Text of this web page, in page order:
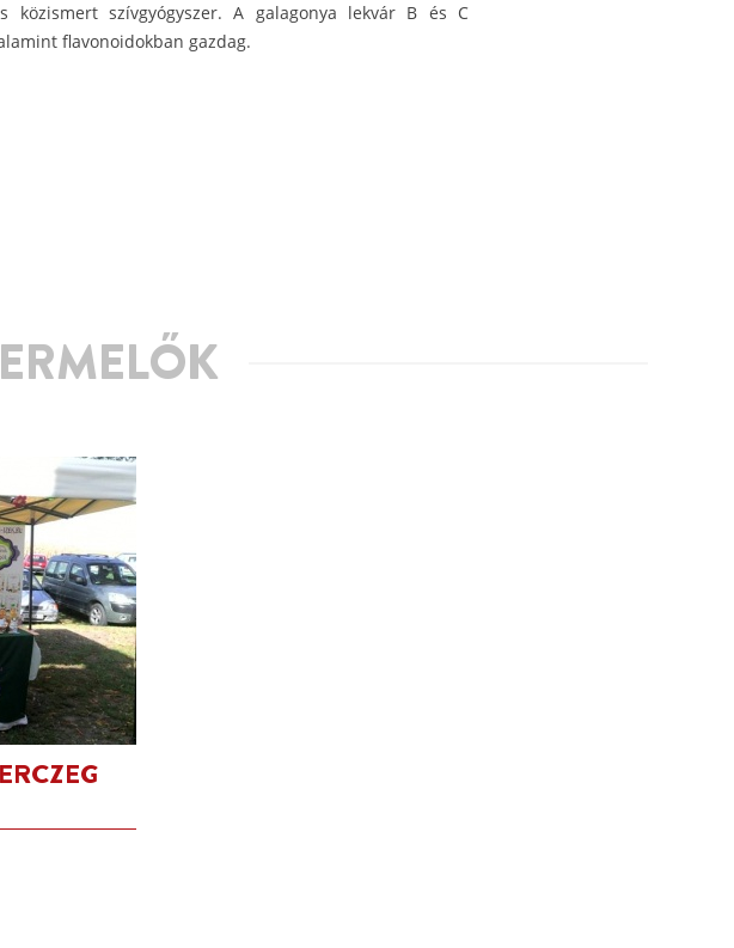
közismert szívgyógyszer. A galagonya lekvár B és C
flavonoidokban gazdag.